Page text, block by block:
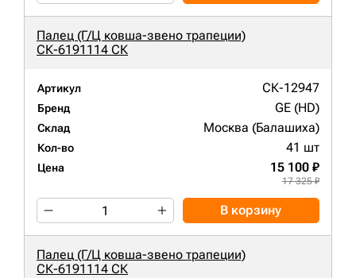
Палец (Г/Ц ковша-звено трапеции)
СК-6191114 СК
Артикул СК-12947
Бренд GE (HD)
Склад Москва (Балашиха)
Кол-во 41 шт
Цена 15 100 ₽
17 325 ₽
В корзину
Палец (Г/Ц ковша-звено трапеции)
СК-6191114 СК